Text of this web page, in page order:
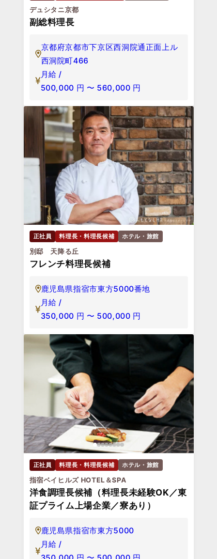
デュシタニ京都
副総料理長
京都府京都市下京区西洞院通正面上ル
西洞院町466
月給 /
500,000 円 〜 560,000 円
正社員 料理長・料理長候補 ホテル・旅館
別邸 天降る丘
フレンチ料理長候補
鹿児島県指宿市東方5000番地
月給 /
350,000 円 〜 500,000 円
正社員 料理長・料理長候補 ホテル・旅館
指宿ベイヒルズ HOTEL＆SPA
洋食調理長候補（料理長未経験OK／東
証プライム上場企業／寮あり）
鹿児島県指宿市東方5000
月給 /